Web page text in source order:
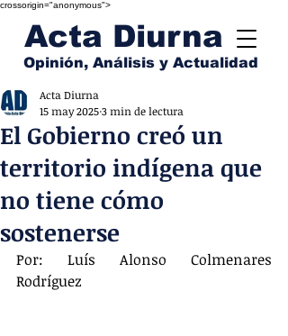
crossorigin="anonymous">
Acta Diurna
Opinión, Análisis y Actualidad
El Gobierno creó un
territorio indígena que
no tiene cómo
sostenerse
Acta Diurna
15 may 20253 min de lectura
Por: Luís Alonso Colmenares
Rodríguez